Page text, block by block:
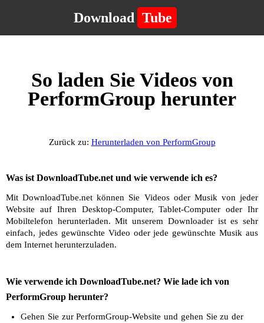
Download Tube
So laden Sie Videos von
PerformGroup herunter
Zurück zu: Herunterladen von PerformGroup
Was ist DownloadTube.net und wie verwende ich es?
Mit DownloadTube.net können Sie Videos oder Musik von jeder
Website auf Ihren Desktop-Computer, Tablet-Computer oder Ihr
Mobiltelefon herunterladen. Mit unserem Downloader ist es sehr
einfach, jedes gewünschte Video oder jede gewünschte Musik aus
dem Internet herunterzuladen.
Wie verwende ich DownloadTube.net? Wie lade ich von
PerformGroup herunter?
Gehen Sie zur PerformGroup-Website und gehen Sie zu der